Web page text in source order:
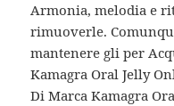
Armonia, melodia e
rimuoverle.
mantenere gli per
Kamagra Oral Jelly
Di Marca Kamagra